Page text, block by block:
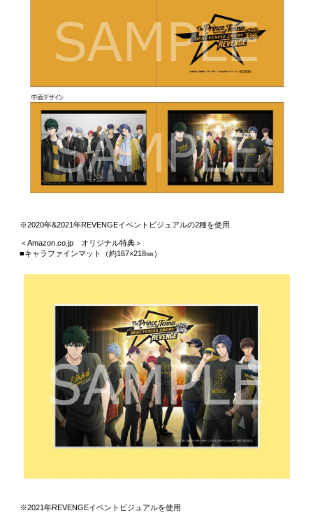
※2020年&2021年REVENGEイベントビジュアルの2種を使用
＜Amazon.co.jp オリジナル特典＞
■キャラファインマット（約167×218㎜）
※2021年REVENGEイベントビジュアルを使用